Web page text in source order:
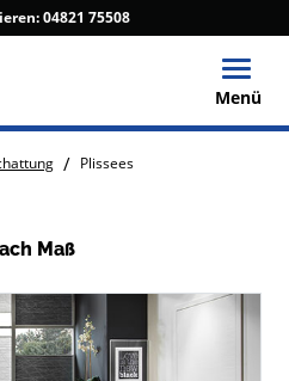
04821 75508
Menü
/ Plissees
Maß